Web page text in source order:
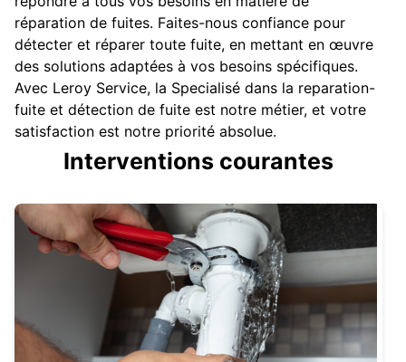
réparation de fuites. Faites-nous confiance pour
détecter et réparer toute fuite, en mettant en œuvre
des solutions adaptées à vos besoins spécifiques.
Avec Leroy Service, la Specialisé dans la reparation-
fuite et détection de fuite est notre métier, et votre
satisfaction est notre priorité absolue.
Interventions courantes